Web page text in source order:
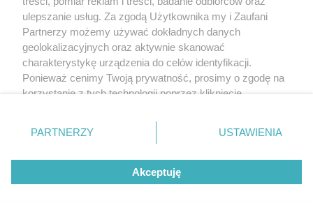
: Wykorzystanie zużytych wcześniej materiałów
chroni środowisko, ale przede wszystkim portfel
wewnętrznej warstwy „traconego” (w normalnym
przypadku) deskowania konstrukcji żelbetowych
ścian nośnych. Wykorzystany do budowy system
ulepszanie usług. Za zgodą Użytkownika my i Zaufani
Partnerzy możemy używać dokładnych danych
geolokalizacyjnych oraz aktywnie skanować
charakterystykę urządzenia do celów identyfikacji.
Ponieważ cenimy Twoją prywatność, prosimy o zgodę na
korzystanie z tych technologii poprzez kliknięcie
zmienić/wycofać klikając przycisk ustawień prywatności
znajdujący się w lewym dolnym rogu strony
rodzaje przetwarzania danych nie wymagają zgody
użytkownika, ale masz prawo sprzeciwić się takiemu
przetwarzaniu. Preferencje będą miały zastosowanie tylko
PARTNERZY USTAWIENIA
Akceptuję